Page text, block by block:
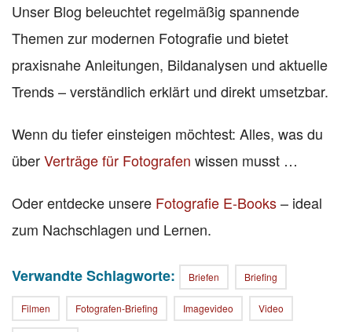
Unser Blog beleuchtet regelmäßig spannende
Themen zur modernen Fotografie und bietet
praxisnahe Anleitungen, Bildanalysen und aktuelle
Trends – verständlich erklärt und direkt umsetzbar.
Wenn du tiefer einsteigen möchtest: Alles, was du
überVerträge für Fotografen wissen musst …
Oder entdecke unsere Fotografie E-Books– ideal
zum Nachschlagen und Lernen.
Verwandte Schlagworte: Briefen Briefing
Filmen Fotografen-Briefing Imagevideo Video